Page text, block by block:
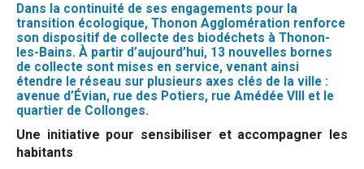
Dans la continuité de ses engagements pour la
transition écologique, Thonon Agglomération renforce
son dispositif de collecte des biodéchets à Thonon-
les-Bains. À partir d’aujourd’hui, 13 nouvelles bornes
de collecte sont mises en service, venant ainsi
étendre le réseau sur plusieurs axes clés de la ville :
avenue d’Évian, rue des Potiers, rue Amédée VIII et le
quartier de Collonges.
Une initiative pour sensibiliser et accompagner les
habitants